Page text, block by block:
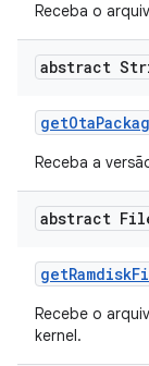
Receba o
abstract
getOta
Receba a
abstract
getRamdisk
Recebe o
kernel.